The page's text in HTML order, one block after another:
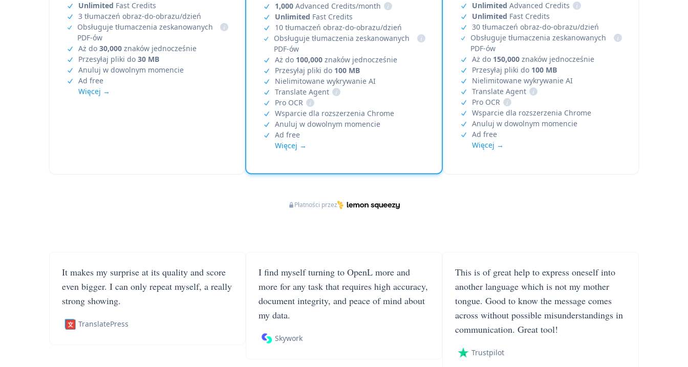
Unlimited Fast Credits
3 tłumaczeń obraz-do-obrazu/dzień
Obsługuje tłumaczenia zeskanowanych
PDF-ów
i
Aż do 30,000 znaków jednocześnie
Przesyłaj pliki do 30 MB
Anuluj w dowolnym momencie
Ad free
Więcej →
1,000 Advanced Credits/month
i
Unlimited Fast Credits
10 tłumaczeń obraz-do-obrazu/dzień
Obsługuje tłumaczenia zeskanowanych
PDF-ów
i
Aż do 100,000 znaków jednocześnie
Przesyłaj pliki do 100 MB
Nielimitowane wykrywanie AI
Translate Agent
i
Pro OCR
i
Wsparcie dla rozszerzenia Chrome
Anuluj w dowolnym momencie
Ad free
Więcej →
Unlimited Advanced Credits
i
Unlimited Fast Credits
30 tłumaczeń obraz-do-obrazu/dzień
Obsługuje tłumaczenia zeskanowanych
PDF-ów
i
Aż do 150,000znaków jednocześnie
Przesyłaj pliki do 100 MB
Nielimitowane wykrywanie AI
Translate Agent
i
Pro OCR
i
Wsparcie dla rozszerzenia Chrome
Anuluj w dowolnym momencie
Ad free
Więcej →
Płatności przez
It makes my surprise at its quality and score
even bigger. I can only repeat myself, a really
strong showing.
TranslatePress
I find myself turning to OpenL more and
more for any task that requires high accuracy,
document integrity, and peace of mind about
my data.
Skywork
This is of great help to express oneself into
another language which is not my mother
tongue. Good to know the message comes
across without possible misunderstandings in
communication. Great tool!
Trustpilot